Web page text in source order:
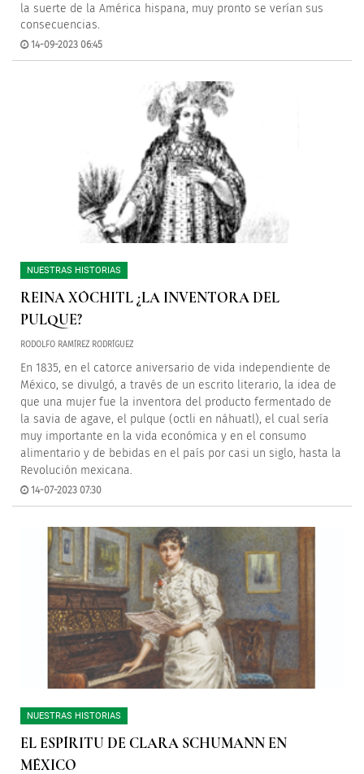
la suerte de la América hispana, muy pronto se verían sus
consecuencias.
14-09-2023 06:45
NUESTRAS HISTORIAS
REINA XÓCHITL ¿LA INVENTORA DEL
PULQUE?
RODOLFO RAMÍREZ RODRÍGUEZ
En 1835, en el catorce aniversario de vida independiente de
México, se divulgó, a través de un escrito literario, la idea de
que una mujer fue la inventora del producto fermentado de
la savia de agave, el pulque (octli en náhuatl), el cual sería
muy importante en la vida económica y en el consumo
alimentario y de bebidas en el país por casi un siglo, hasta la
Revolución mexicana.
14-07-2023 07:30
NUESTRAS HISTORIAS
EL ESPÍRITU DE CLARA SCHUMANN EN
MÉXICO